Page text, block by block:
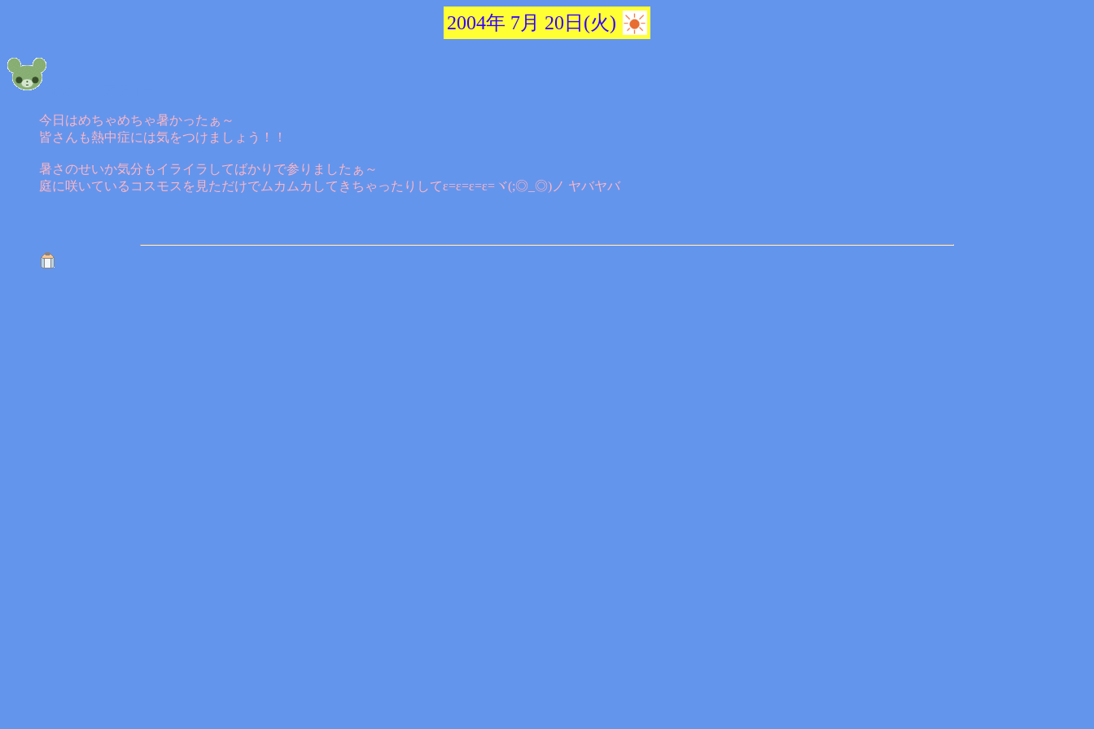
2004年 7月 20日(火)
今日はめちゃめちゃ暑かったぁ～
皆さんも熱中症には気をつけましょう！！
暑さのせいか気分もイライラしてばかりで参りましたぁ～
庭に咲いているコスモスを見ただけでムカムカしてきちゃったりしてε=ε=ε=ε=ヾ(;◎_◎)ノ ヤバヤバ